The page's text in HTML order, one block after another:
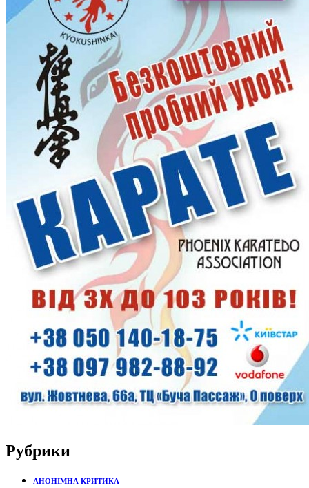
Рубрики
АНОНІМНА КРИТИКА